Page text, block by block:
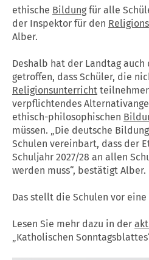
ethische Bildungfür alle
der Inspektor für den
Alber.
Deshalb hat der Landtag auch
getroffen, dass Schüler, die
Religionsunterricht
verpflichtendes
ethisch-philosophischen
müssen. „Die deutsche
Schulen vereinbart, dass der
Schuljahr 2027/28 an allen
werden muss“, bestätigt Alber.
Das stellt die Schulen vor
Lesen Sie mehr dazu in der
„Katholischen